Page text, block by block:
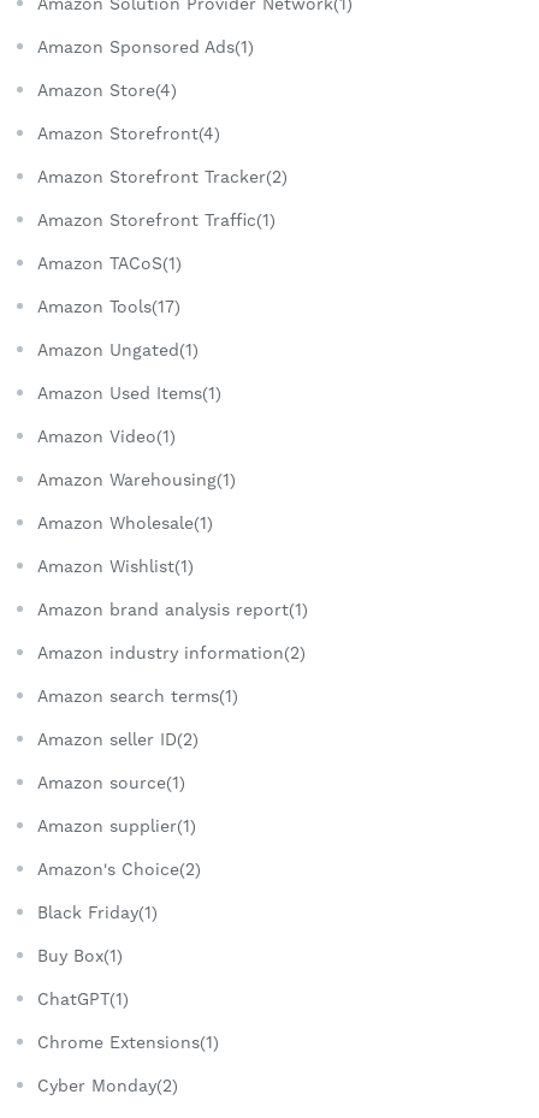
Amazon Solution Provider Network(1)
Amazon Sponsored Ads(1)
Amazon Store(4)
Amazon Storefront(4)
Amazon Storefront Tracker(2)
Amazon Storefront Traffic(1)
Amazon TACoS(1)
Amazon Tools(17)
Amazon Ungated(1)
Amazon Used Items(1)
Amazon Video(1)
Amazon Warehousing(1)
Amazon Wholesale(1)
Amazon Wishlist(1)
Amazon brand analysis report(1)
Amazon industry information(2)
Amazon search terms(1)
Amazon seller ID(2)
Amazon source(1)
Amazon supplier(1)
Amazon's Choice(2)
Black Friday(1)
Buy Box(1)
ChatGPT(1)
Chrome Extensions(1)
Cyber Monday(2)